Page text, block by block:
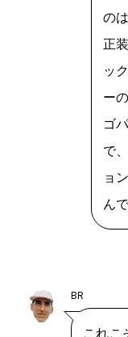
の
正
ッ
ー
ゴ
で
ョ
ん
BR
これこ